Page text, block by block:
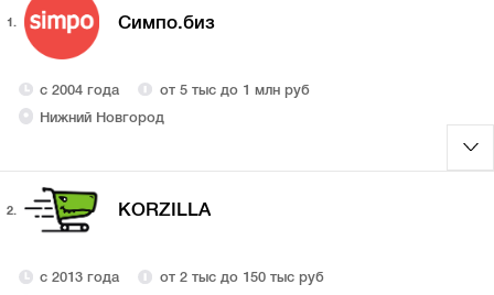
1. Симпо.биз
с 2004 года
от 5 тыс до 1 млн руб
Нижний Новгород
2. KORZILLA
с 2013 года
от 2 тыс до 150 тыс руб